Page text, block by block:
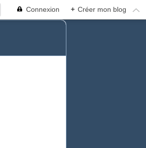
Connexion + Créer mon blog